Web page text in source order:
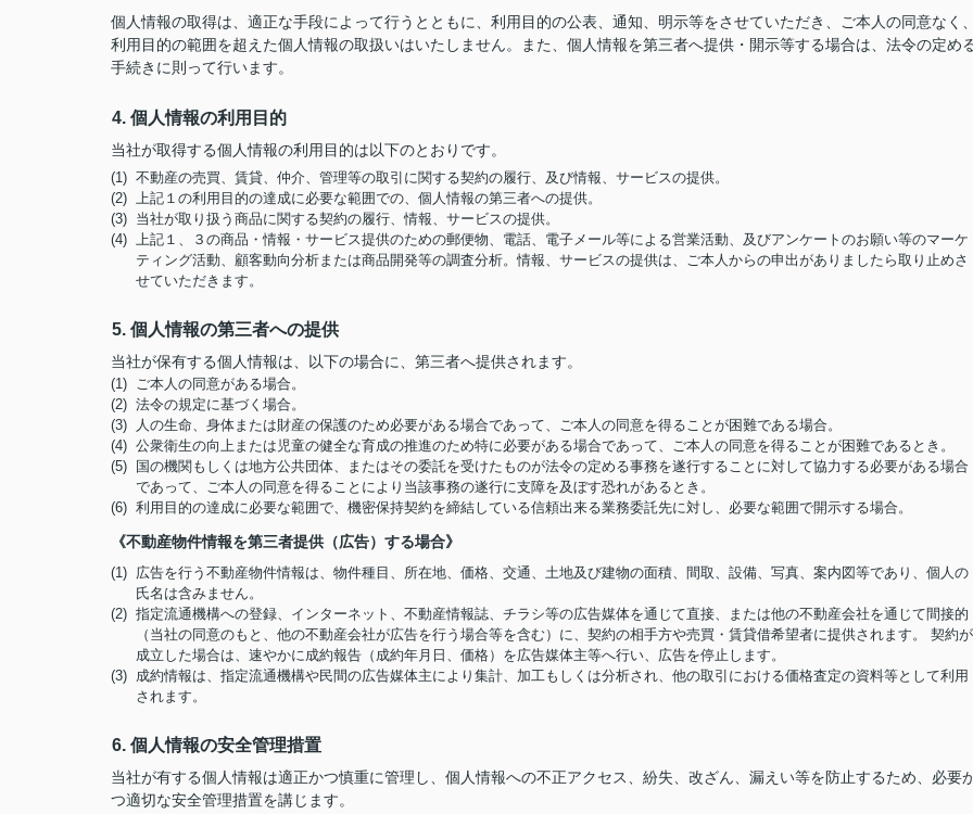
個人情報の取得は、適正な手段によって行うとともに、利用目的の公表、通知、明示等をさせていただき、ご本人の同意なく
利用目的の範囲を超えた個人情報の取扱いはいたしません。また、個人情報を第三者へ提供・開示等する場合は、法令の定め
手続きに則って行います。
4. 個人情報の利用目的
当社が取得する個人情報の利用目的は以下のとおりです。
(1) 不動産の売買、賃貸、仲介、管理等の取引に関する契約の履行、及び情報、サービスの提供。
(2) 上記１の利用目的の達成に必要な範囲での、個人情報の第三者への提供。
(3) 当社が取り扱う商品に関する契約の履行、情報、サービスの提供。
(4) 上記１、３の商品・情報・サービス提供のための郵便物、電話、電子メール等による営業活動、及びアンケートのお願い等のマーケ
ティング活動、顧客動向分析または商品開発等の調査分析。情報、サービスの提供は、ご本人からの申出がありましたら取り止めさ
せていただきます。
5. 個人情報の第三者への提供
当社が保有する個人情報は、以下の場合に、第三者へ提供されます。
(1) ご本人の同意がある場合。
(2) 法令の規定に基づく場合。
(3) 人の生命、身体または財産の保護のため必要がある場合であって、ご本人の同意を得ることが困難である場合。
(4) 公衆衛生の向上または児童の健全な育成の推進のため特に必要がある場合であって、ご本人の同意を得ることが困難であるとき。
(5) 国の機関もしくは地方公共団体、またはその委託を受けたものが法令の定める事務を遂行することに対して協力する必要がある場合
であって、ご本人の同意を得ることにより当該事務の遂行に支障を及ぼす恐れがあるとき。
(6) 利用目的の達成に必要な範囲で、機密保持契約を締結している信頼出来る業務委託先に対し、必要な範囲で開示する場合。
《不動産物件情報を第三者提供（広告）する場合》
(1) 広告を行う不動産物件情報は、物件種目、所在地、価格、交通、土地及び建物の面積、間取、設備、写真、案内図等であり、個人の
氏名は含みません。
(2) 指定流通機構への登録、インターネット、不動産情報誌、チラシ等の広告媒体を通じて直接、または他の不動産会社を通じて間接的
（当社の同意のもと、他の不動産会社が広告を行う場合等を含む）に、契約の相手方や売買・賃貸借希望者に提供されます。 契約が
成立した場合は、速やかに成約報告（成約年月日、価格）を広告媒体主等へ行い、広告を停止します。
(3) 成約情報は、指定流通機構や民間の広告媒体主により集計、加工もしくは分析され、他の取引における価格査定の資料等として利用
されます。
6. 個人情報の安全管理措置
当社が有する個人情報は適正かつ慎重に管理し、個人情報への不正アクセス、紛失、改ざん、漏えい等を防止するため、必要
つ適切な安全管理措置を講じます。